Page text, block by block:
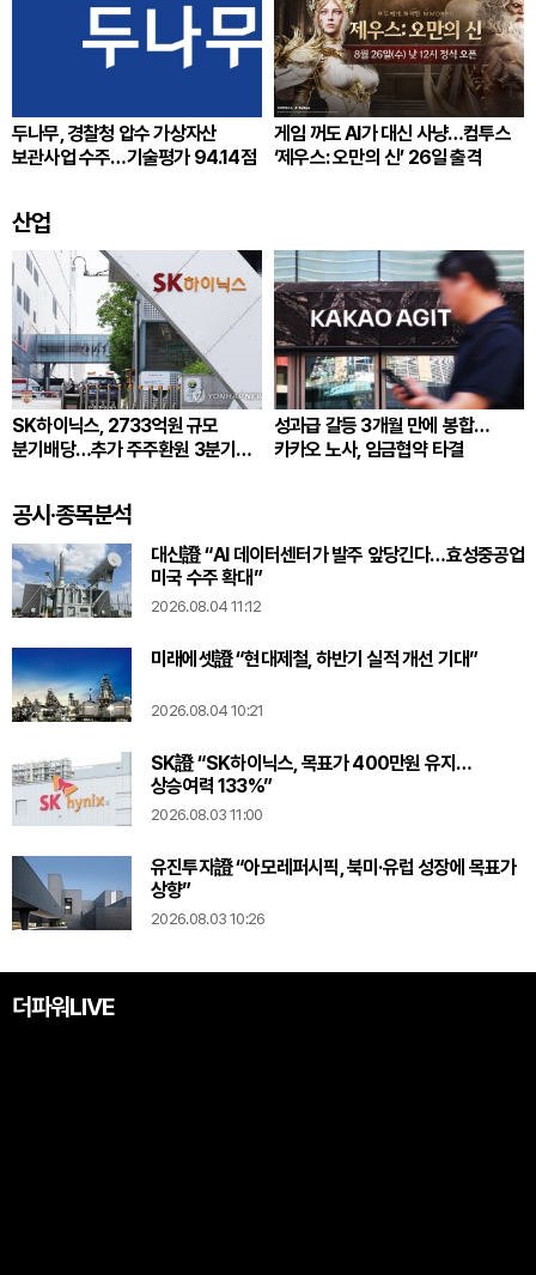
두나무, 경찰청 압수 가상자산
보관사업 수주…기술평가 94.14점
게임 꺼도 AI가 대신 사냥…컴투스
‘제우스: 오만의 신’ 26일 출격
산업
SK하이닉스, 2733억원 규모
분기배당…추가 주주환원 3분기
성과급 갈등 3개월 만에 봉합…
카카오 노사, 임금협약 타결
공시·종목분석
대신證 “AI 데이터센터가 발주 앞당긴다…효성중공업
미국 수주 확대”
2026.08.04 11:12
미래에셋證 “현대제철, 하반기 실적 개선 기대”
2026.08.04 10:21
SK證 “SK하이닉스, 목표가 400만원 유지…
상승여력 133%”
2026.08.03 11:00
유진투자證 “아모레퍼시픽, 북미·유럽 성장에 목표가
상향”
2026.08.03 10:26
더파워LIVE